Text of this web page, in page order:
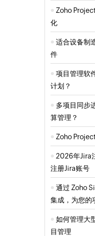
Zoho
化
适合设备制
件
项目管理软
计划？
多项目同步
算管理？
Zoho
2026年Jira
注册Jira账号
通过 Zoho
集成，为您的
如何管理大
目管理